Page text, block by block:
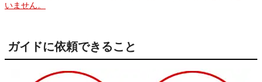
いません。
ガイドに依頼できること